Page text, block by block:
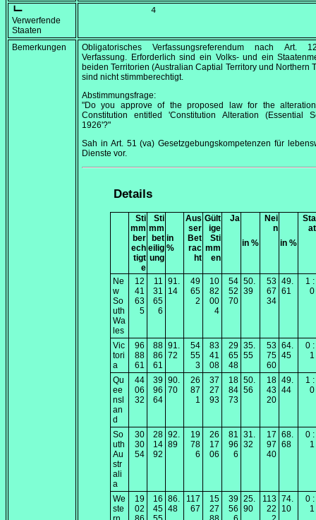
┗━
Verwerfende
Staaten
              4
Bemerkungen
Obligatorisches Verfassungsreferendum nach Art.
Verfassung. Erforderlich sind ein Volks- und ein
beiden Territorien (Australian Captial Territory und Northern
sind nicht stimmberechtigt.
Abstimmungsfrage:
"Do you approve of the proposed law for the
Constitution entitled 'Constitution Alteration (Essential
1926'?"
Sah in Art. 51 (va) Gesetzgebungskompetenzen für
Dienste vor.
Details
Sti
mm
ber
ech
tigt
e
Sti
mm
bet
eilig
ung
in
%
Aus
ser
Bet
rac
ht
Gült
ige
Sti
mm
en
Ja
in %
Nei
n
in %
Sta
at
Ne
w
So
uth
Wa
les
12
41
63
5
11
31
65
6
91.
14
49
65
2
10
82
00
4
54
52
70
50.
39
53
67
34
49.
61
1 :
0
Vic
tori
a
96
88
61
88
86
61
91.
72
54
55
3
83
41
08
29
65
48
35.
55
53
75
60
64.
45
0 :
1
Qu
ee
nsl
an
d
44
06
32
39
96
64
90.
70
26
87
1
37
27
93
18
84
73
50.
56
18
43
20
49.
44
1 :
0
So
uth
Au
str
ali
a
30
30
54
28
14
92
92.
89
19
78
6
26
17
06
81
96
6
31.
32
17
97
40
68.
68
0 :
1
We
ste
19
02
16
45
86.
48
117
67
15
27
39
56
25.
90
113
22
74.
10
0 :
1